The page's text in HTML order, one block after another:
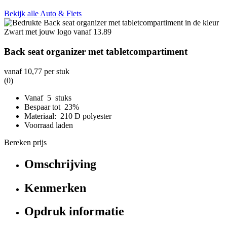
Bekijk alle Auto & Fiets
Back seat organizer met tabletcompartiment
vanaf 10,77 per stuk
(0)
Vanaf 5 stuks
Bespaar tot 23%
Materiaal: 210 D polyester
Voorraad laden
Bereken prijs
Omschrijving
Kenmerken
Opdruk informatie